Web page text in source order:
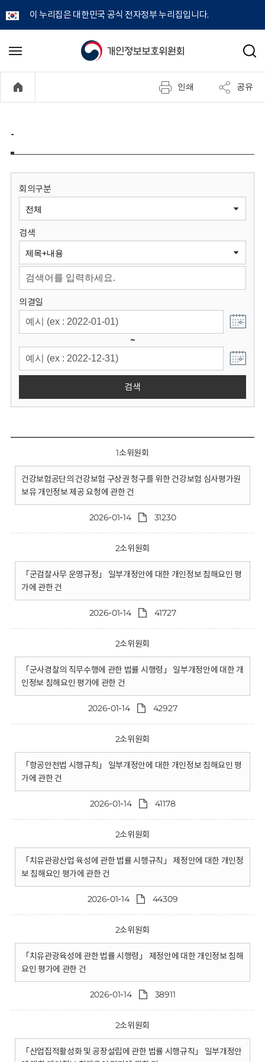
이 누리집은 대한민국 공식 전자정부 누리집입니다.
개
정
보
원
회
메
기
검
인쇄 공유
-
회의구분
검색
의결일
~
검색
1소위원회
건강보험공단의 건강보험 구상권 청구를 위한 건강보험 심사평가원
보유 개인정보 제공 요청에 관한 건
2026-01-14 31230
2소위원회
「군검찰사무 운영규정」 일부개정안에 대한 개인정보 침해요인 평
가에 관한 건
2026-01-14 41727
2소위원회
「군사경찰의 직무수행에 관한 법률 시행령」 일부개정안에 대한 개
인정보 침해요인 평가에 관한 건
2026-01-14 42927
2소위원회
「항공안전법 시행규칙」 일부개정안에 대한 개인정보 침해요인 평
가에 관한 건
2026-01-14 41178
2소위원회
「치유관광산업 육성에 관한 법률 시행규칙」 제정안에 대한 개인정
보 침해요인 평가에 관한 건
2026-01-14 44309
2소위원회
「치유관광육성에 관한 법률 시행령」 제정안에 대한 개인정보 침해
요인 평가에 관한 건
2026-01-14 38911
2소위원회
「산업집적활성화 및 공장설립에 관한 법률 시행규칙」 일부개정안